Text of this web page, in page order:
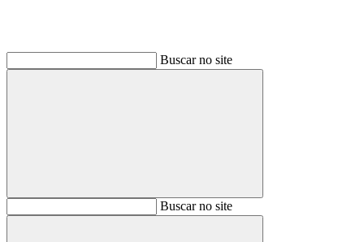
Buscar no site
BuscarBuscar no site